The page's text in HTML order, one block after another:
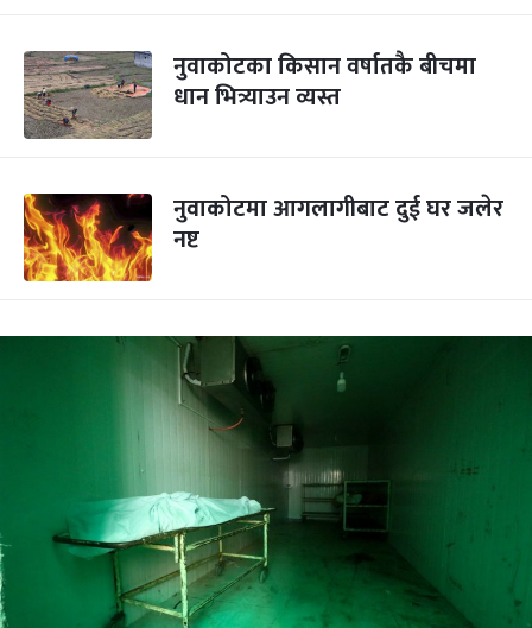
नुवाकोटका किसान वर्षातकै बीचमा
धान भित्र्याउन व्यस्त
नुवाकोटमा आगलागीबाट दुई घर जलेर
नष्ट